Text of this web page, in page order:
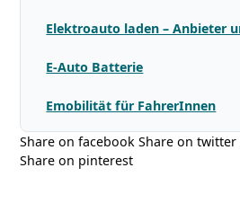
Elektroauto laden – Anbieter
E-Auto Batterie
Emobilität für FahrerInnen
Share on facebook Share on
Share on pinterest